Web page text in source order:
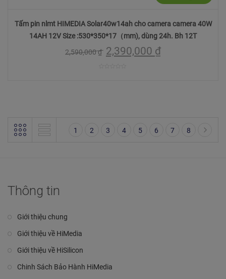
Tấm pin nlmt HIMEDIA Solar40w14ah cho camera camera 40W
14AH 12V Size :530*350*17（mm), dùng 24h. Bh 12T
2,590,000₫ 2,390,000 ₫
1 2 3 4 5 6 7 8
Thông tin
Giới thiệu chung
Giới thiệu về HiMedia
Giới thiệu về HiSilicon
Chinh Sách Bảo Hành HiMedia